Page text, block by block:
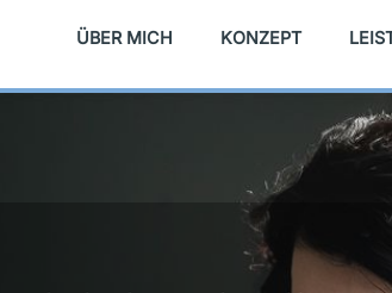
ÜBER MICH KONZEPT